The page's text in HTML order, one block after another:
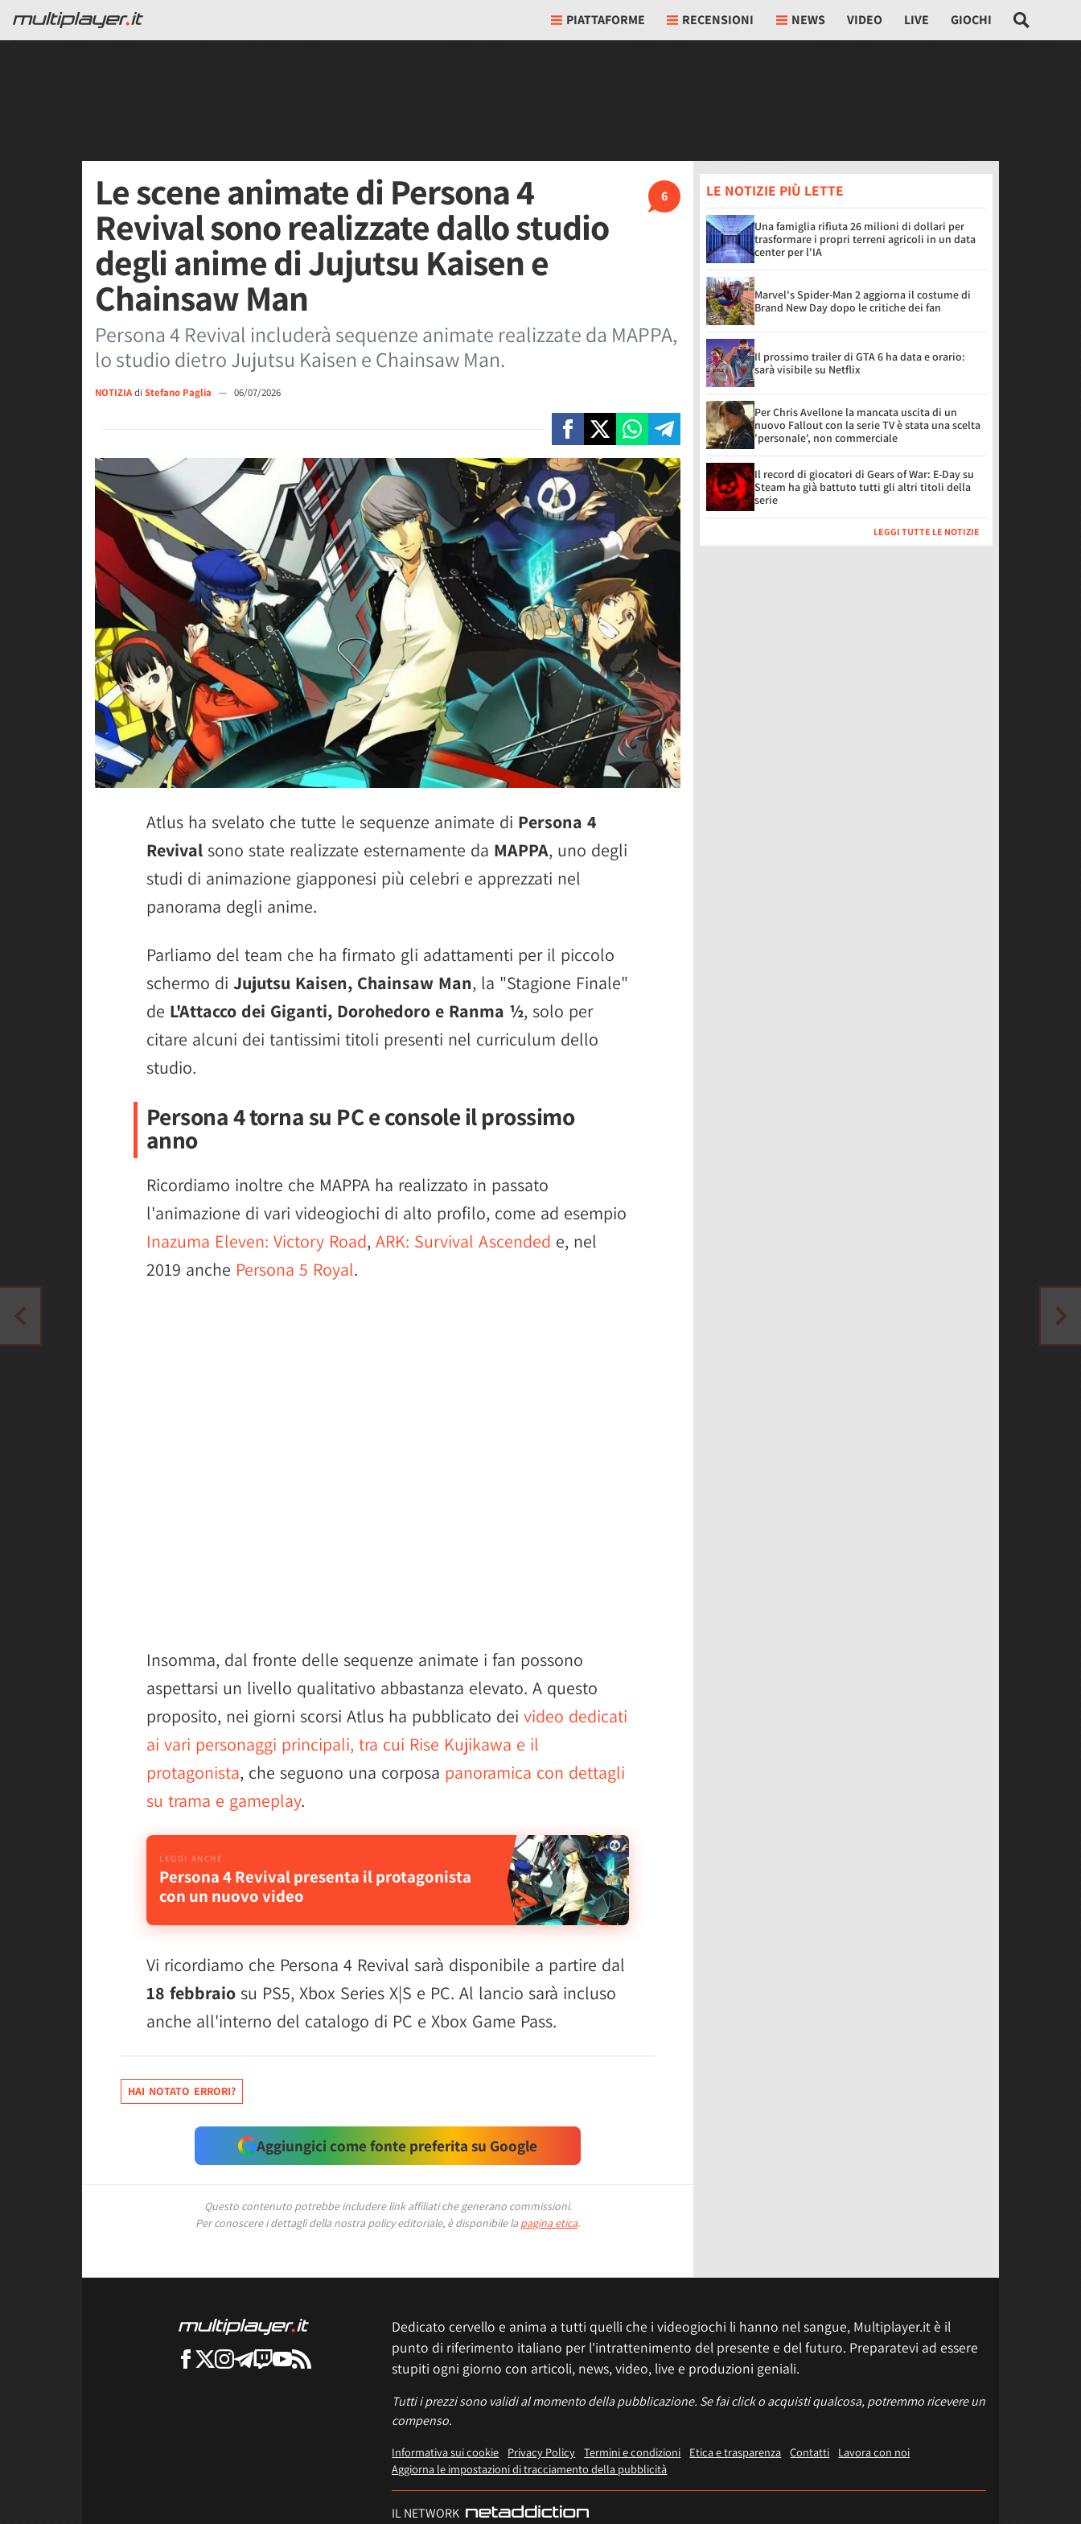
PIATTAFORME RECENSIONI NEWS VIDEO LIVE GIOCHI
6
Le scene animate di Persona 4
Revival sono realizzate dallo studio
degli anime di Jujutsu Kaisen e
Chainsaw Man
Persona 4 Revival includerà sequenze animate realizzate da MAPPA,
lo studio dietro Jujutsu Kaisen e Chainsaw Man.
NOTIZIAdi Stefano Paglia — 06/07/2026
Atlus ha svelato che tutte le sequenze animate di Persona 4
Revival sono state realizzate esternamente da MAPPA, uno degli
studi di animazione giapponesi più celebri e apprezzati nel
panorama degli anime.
Parliamo del team che ha firmato gli adattamenti per il piccolo
schermo di Jujutsu Kaisen, Chainsaw Man, la "Stagione Finale"
de L'Attacco dei Giganti, Dorohedoro e Ranma ½, solo per
citare alcuni dei tantissimi titoli presenti nel curriculum dello
studio.
Persona 4 torna su PC e console il prossimo
anno
Ricordiamo inoltre che MAPPA ha realizzato in passato
l'animazione di vari videogiochi di alto profilo, come ad esempio
Inazuma Eleven: Victory Road, ARK: Survival Ascended e, nel
2019 anche Persona 5 Royal.
Insomma, dal fronte delle sequenze animate i fan possono
aspettarsi un livello qualitativo abbastanza elevato. A questo
proposito, nei giorni scorsi Atlus ha pubblicato dei video dedicati
ai vari personaggi principali, tra cui Rise Kujikawa e il
protagonista, che seguono una corposa panoramica con dettagli
su trama e gameplay.
Persona 4 Revival presenta il protagonista
con un nuovo video
Vi ricordiamo che Persona 4 Revival sarà disponibile a partire dal
18 febbraio su PS5, Xbox Series X|S e PC. Al lancio sarà incluso
anche all'interno del catalogo di PC e Xbox Game Pass.
HAI NOTATO ERRORI?
Aggiungici come fonte preferita su Google
Questo contenuto potrebbe includere link affiliati che generano commissioni.
Per conoscere i dettagli della nostra policy editoriale, è disponibile la pagina etica.
LE NOTIZIE PIÙ LETTE
Una famiglia rifiuta 26 milioni di dollari per
trasformare i propri terreni agricoli in un data
center per l'IA
Marvel's Spider-Man 2 aggiorna il costume di
Brand New Day dopo le critiche dei fan
Il prossimo trailer di GTA 6 ha data e orario:
sarà visibile su Netflix
Per Chris Avellone la mancata uscita di un
nuovo Fallout con la serie TV è stata una scelta
'personale', non commerciale
Il record di giocatori di Gears of War: E-Day su
Steam ha già battuto tutti gli altri titoli della
serie
LEGGI TUTTE LE NOTIZIE
Dedicato cervello e anima a tutti quelli che i videogiochi li hanno nel sangue, Multiplayer.it è il
punto di riferimento italiano per l'intrattenimento del presente e del futuro. Preparatevi ad essere
stupiti ogni giorno con articoli, news, video, live e produzioni geniali.
Tutti i prezzi sono validi al momento della pubblicazione. Se fai click o acquisti qualcosa, potremmo ricevere un
compenso.
Informativa sui cookie Privacy Policy Termini e condizioni Etica e trasparenza Contatti
Lavora con noi
Aggiorna le impostazioni di tracciamento della pubblicità
IL NETWORK